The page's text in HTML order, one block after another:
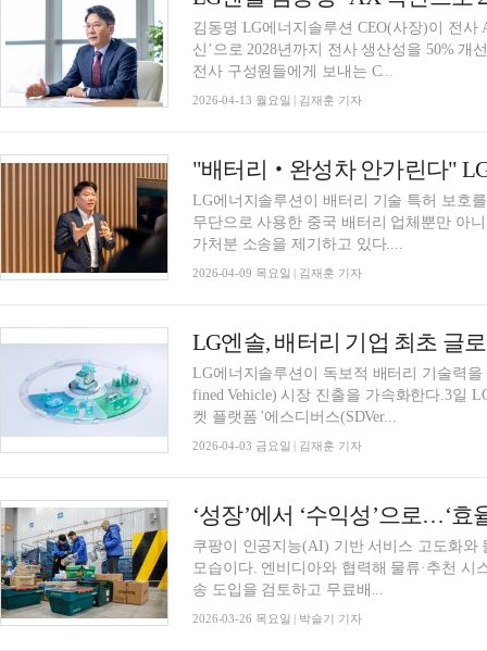
김동명 LG에너지솔루션 CEO(사장)이 전사
신’으로 2028년까지 전사 생산성을 50%
전사 구성원들에게 보내는 C...
2026-04-13 월요일 | 김재훈 기자
"배터리‧완성차 안가린다"
LG에너지솔루션이 배터리 기술 특허 보호
무단으로 사용한 중국 배터리 업체뿐만 아
가처분 소송을 제기하고 있다....
2026-04-09 목요일 | 김재훈 기자
LG에너지솔루션이 독보적 배터리 기술력
fined Vehicle) 시장 진출을 가속화한다.3일
켓 플랫폼 '에스디버스(SDVer...
2026-04-03 금요일 | 김재훈 기자
‘성장’에서 ‘수익성’으로…‘효
쿠팡이 인공지능(AI) 기반 서비스 고도화와
모습이다. 엔비디아와 협력해 물류·추천
송 도입을 검토하고 무료배...
2026-03-26 목요일 | 박슬기 기자